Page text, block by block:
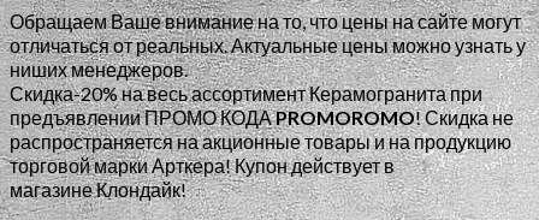
Обращаем Ваше внимание на то, что цены на сайте могут
отличаться от реальных. Актуальные цены можно узнать у
ниших менеджеров.
Скидка-20% на весь ассортимент Керамогранита при
предъявлении ПРОМО КОДАPROMOROMO!Скидка не
распространяется на акционные товары и на продукцию
торговой марки Арткера! Купон действует в
магазине Клондайк!